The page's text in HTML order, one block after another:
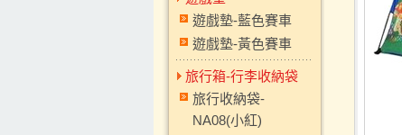
遊戲墊-藍色賽車
遊戲墊-黃色賽車
旅行箱-行李收納袋
旅行收納袋-
NA08(小紅)